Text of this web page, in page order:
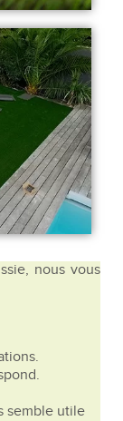
nous vous
semble utile